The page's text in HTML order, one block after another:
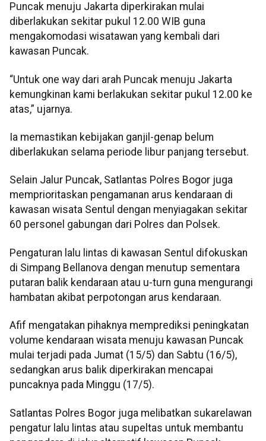
Puncak menuju Jakarta diperkirakan mulai
diberlakukan sekitar pukul 12.00 WIB guna
mengakomodasi wisatawan yang kembali dari
kawasan Puncak.
“Untuk one way dari arah Puncak menuju Jakarta
kemungkinan kami berlakukan sekitar pukul 12.00 ke
atas,” ujarnya.
Ia memastikan kebijakan ganjil-genap belum
diberlakukan selama periode libur panjang tersebut.
Selain Jalur Puncak, Satlantas Polres Bogor juga
memprioritaskan pengamanan arus kendaraan di
kawasan wisata Sentul dengan menyiagakan sekitar
60 personel gabungan dari Polres dan Polsek.
Pengaturan lalu lintas di kawasan Sentul difokuskan
di Simpang Bellanova dengan menutup sementara
putaran balik kendaraan atau u-turn guna mengurangi
hambatan akibat perpotongan arus kendaraan.
Afif mengatakan pihaknya memprediksi peningkatan
volume kendaraan wisata menuju kawasan Puncak
mulai terjadi pada Jumat (15/5) dan Sabtu (16/5),
sedangkan arus balik diperkirakan mencapai
puncaknya pada Minggu (17/5).
Satlantas Polres Bogor juga melibatkan sukarelawan
pengatur lalu lintas atau supeltas untuk membantu